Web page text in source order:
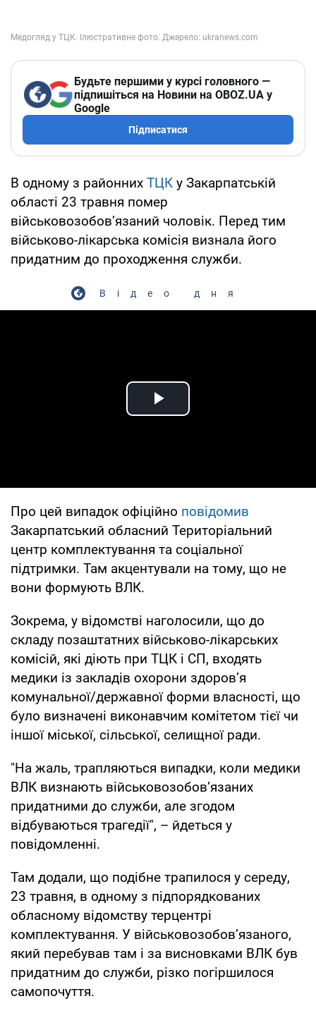
Будьте першими у курсі головного —
підпишіться на Новини на OBOZ.UA у
Google
Підписатися
В одному з районних ТЦК у Закарпатській
області 23 травня помер
військовозобов’язаний чоловік. Перед тим
військово-лікарська комісія визнала його
придатним до проходження служби.
Відео дня
Play Video
Про цей випадок офіційно повідомив
Закарпатський обласний Територіальний
центр комплектування та соціальної
підтримки. Там акцентували на тому, що не
вони формують ВЛК.
Зокрема, у відомстві наголосили, що до
складу позаштатних військово-лікарських
комісій, які діють при ТЦК і СП, входять
медики із закладів охорони здоров’я
комунальної/державної форми власності, що
було визначені виконавчим комітетом тієї чи
іншої міської, сільської, селищної ради.
"На жаль, трапляються випадки, коли медики
ВЛК визнають військовозобов’язаних
придатними до служби, але згодом
відбуваються трагедії", – йдеться у
повідомленні.
Там додали, що подібне трапилося у середу,
23 травня, в одному з підпорядкованих
обласному відомству терцентрі
комплектування. У військовозобов’язаного,
який перебував там і за висновками ВЛК був
придатним до служби, різко погіршилося
самопочуття.